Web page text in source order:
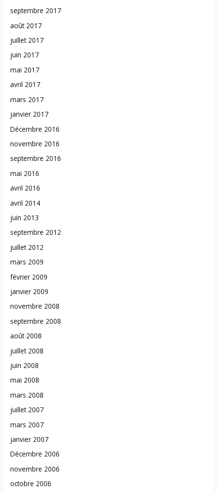
septembre 2017
août 2017
juillet 2017
juin 2017
mai 2017
avril 2017
mars 2017
janvier 2017
Décembre 2016
novembre 2016
septembre 2016
mai 2016
avril 2016
avril 2014
juin 2013
septembre 2012
juillet 2012
mars 2009
février 2009
janvier 2009
novembre 2008
septembre 2008
août 2008
juillet 2008
juin 2008
mai 2008
mars 2008
juillet 2007
mars 2007
janvier 2007
Décembre 2006
novembre 2006
octobre 2006